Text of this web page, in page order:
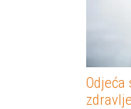
zdravlje